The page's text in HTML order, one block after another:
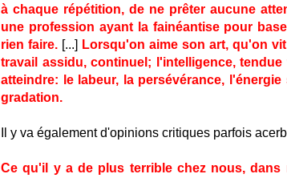
à chaque répétition, de ne prêter aucune
une profession ayant la fainéantise pour
rien faire.[...] Lorsqu'on aime son art, qu'on
travail assidu, continuel; l'intelligence,
atteindre: le labeur, la persévérance,
gradation.
Il y va également d'opinions critiques parfois
Ce qu'il y a de plus terrible chez nous,